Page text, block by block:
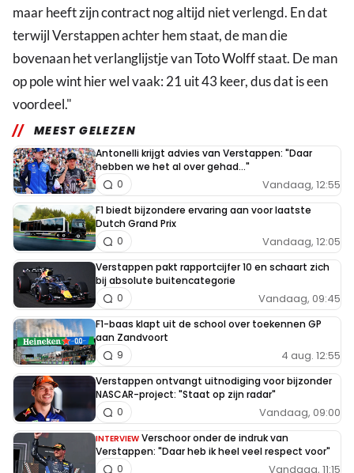
maar heeft zijn contract nog altijd niet verlengd. En dat
terwijl Verstappen achter hem staat, de man die
bovenaan het verlanglijstje van Toto Wolff staat. De man
op pole wint hier wel vaak: 21 uit 43 keer, dus dat is een
voordeel."
MEEST GELEZEN
Antonelli krijgt advies van Verstappen: "Daar
hebben we het al over gehad..."
Vandaag, 12:55
0
F1 biedt bijzondere ervaring aan voor laatste
Dutch Grand Prix
Vandaag, 12:05
0
Verstappen pakt rapportcijfer 10 en schaart zich
bij absolute buitencategorie
Vandaag, 09:45
0
F1-baas klapt uit de school over toekennen GP
aan Zandvoort
4 aug. 12:55
9
Verstappen ontvangt uitnodiging voor bijzonder
NASCAR-project: "Staat op zijn radar"
Vandaag, 09:00
0
INTERVIEW Verschoor onder de indruk van
Verstappen: "Daar heb ik heel veel respect voor"
Vandaag, 11:15
0